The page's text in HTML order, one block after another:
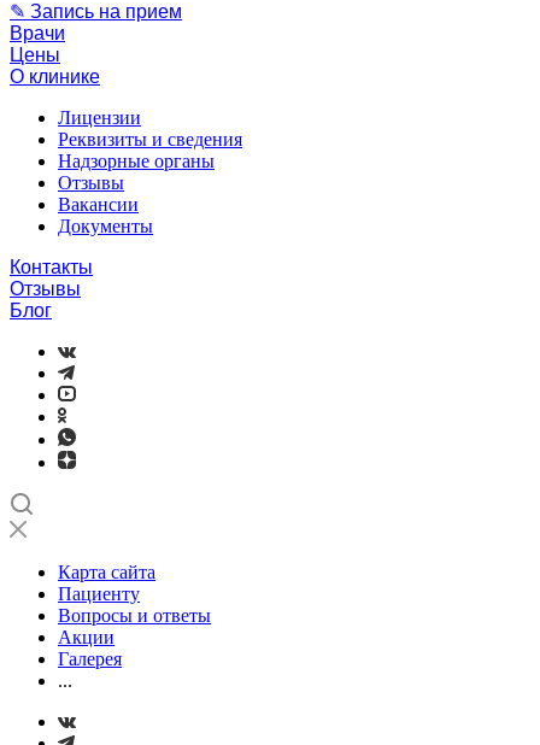
✎ Запись на прием
Врачи
Цены
О клинике
Лицензии
Реквизиты и сведения
Надзорные органы
Отзывы
Вакансии
Документы
Контакты
Отзывы
Блог
Карта сайта
Пациенту
Вопросы и ответы
Акции
Галерея
...